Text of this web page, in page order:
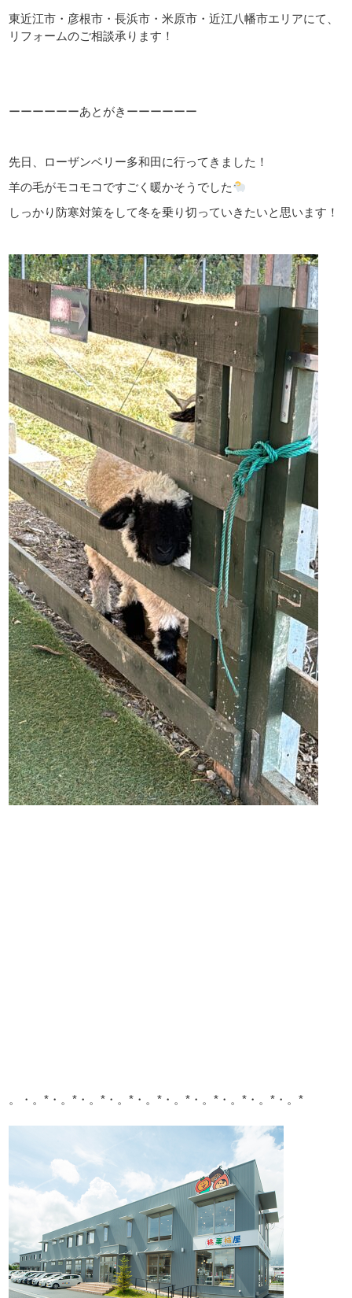
東近江市・彦根市・長浜市・米原市・近江八幡市エリアにて、
リフォームのご相談承ります！
ーーーーーーあとがきーーーーーー
先日、ローザンベリー多和田に行ってきました！
羊の毛がモコモコですごく暖かそうでした
しっかり防寒対策をして冬を乗り切っていきたいと思います！
。・。*・。*・。*・。*・。*・。*・。*・。*・。*・。*